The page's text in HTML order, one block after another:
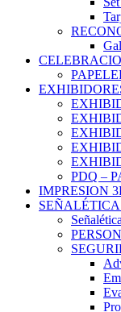
PDQ –
IMPRESION